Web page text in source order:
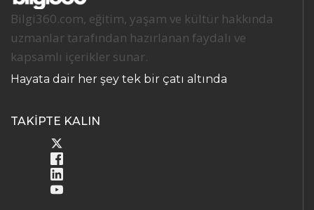
Bilgi360.com, eğitim, yaşam ve kültür hakkında
uzmanlar tarafından hazırlanan faydalı ve
kapsamlı içerikler sunar.
Hayata dair her şey tek bir çatı altında
TAKİPTE KALIN